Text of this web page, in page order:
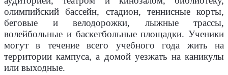
олимпийский бассейн, стадион, теннисные корты,
беговые и велодорожки, лыжные трассы,
волейбольные и баскетбольные площадки. Ученики
могут в течение всего учебного года жить на
территории кампуса, а домой уезжать на каникулы
или выходные.